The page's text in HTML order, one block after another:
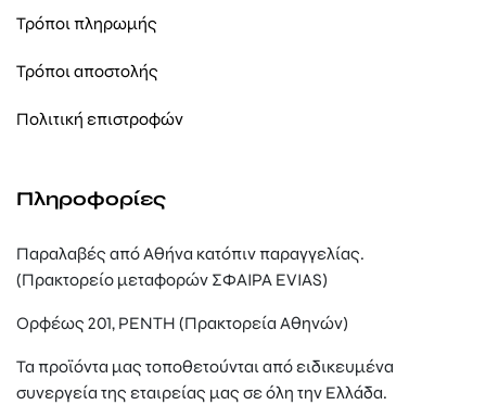
Τρόποι πληρωμής
Τρόποι αποστολής
Πολιτική επιστροφών
Πληροφορίες
Παραλαβές από Αθήνα κατόπιν παραγγελίας.
(Πρακτορείο μεταφορών ΣΦΑΙΡΑ EVIAS)
Ορφέως 201, ΡΕΝΤΗ (Πρακτορεία Αθηνών)
Τα προϊόντα μας τοποθετούνται από ειδικευμένα
συνεργεία της εταιρείας μας σε όλη την Ελλάδα.